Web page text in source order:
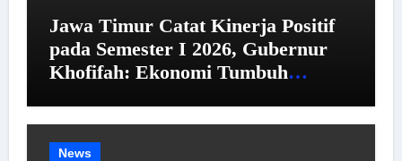
Jawa Timur Catat Kinerja Positif
pada Semester I 2026, Gubernur
Khofifah: Ekonomi Tumbuh
Kemiskinan dan Pengangguran
Menurun
News